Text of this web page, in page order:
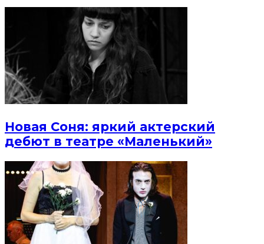
Новая Соня: яркий актерский
дебют в театре «Маленький»